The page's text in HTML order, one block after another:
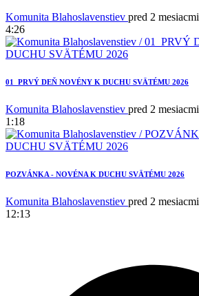
Komunita Blahoslavenstiev pred 2 mesiacmi
4:26
01_PRVÝ DEŇ NOVÉNY K DUCHU SVÄTÉMU 2026
Komunita Blahoslavenstiev pred 2 mesiacmi
1:18
POZVÁNKA - NOVÉNA K DUCHU SVÄTÉMU 2026
Komunita Blahoslavenstiev pred 2 mesiacmi
12:13